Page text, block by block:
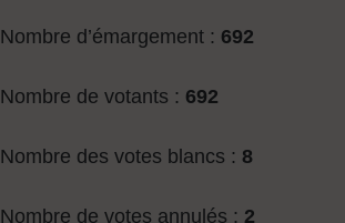
Nombre d’émargement : 692
Nombre de votants : 692
Nombre des votes blancs : 8
Nombre de votes annulés : 2